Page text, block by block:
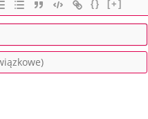
{} [+]
P
r
E
-